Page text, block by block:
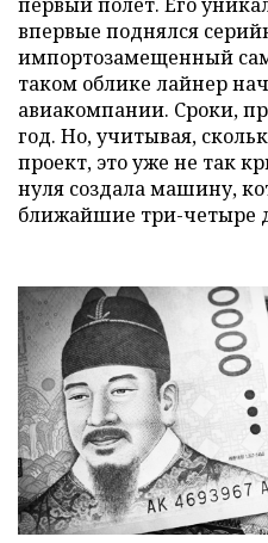
впервые поднялся
импортозамещенный
таком облике лайнер
авиакомпании. Сроки,
год. Но, учитывая,
проект, это уже не так
нуля создала машину,
ближайшие три-четыре